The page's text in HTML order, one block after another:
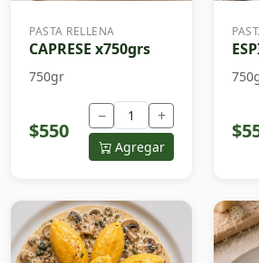
PASTA RELLENA
CAPRESE x750grs
750gr
$550
− +
Agregar